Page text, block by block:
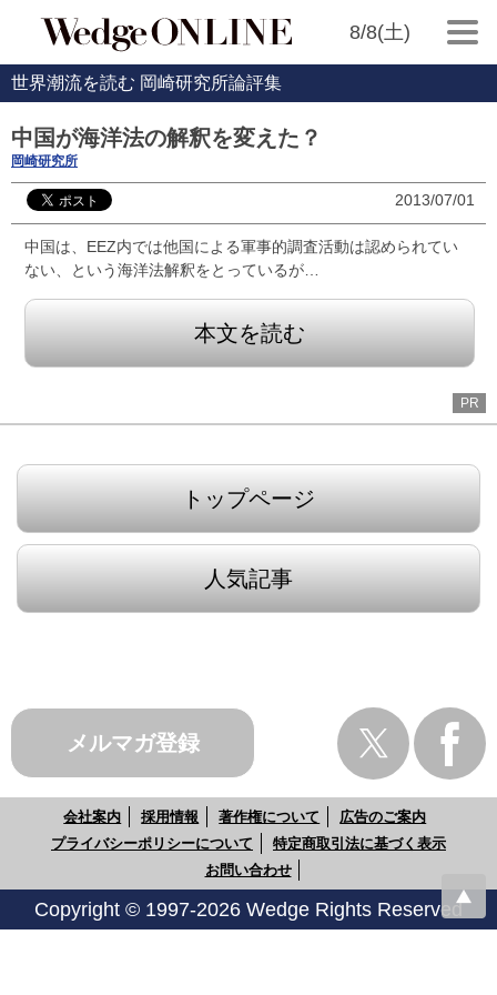
8/8(土)
世界潮流を読む 岡崎研究所論評集
中国が海洋法の解釈を変えた？
岡崎研究所
2013/07/01
中国は、EEZ内では他国による軍事的調査活動は認められてい
ない、という海洋法解釈をとっているが…
本文を読む
PR
トップページ
人気記事
メルマガ登録
会社案内 採用情報 著作権について
広告のご案内
プライバシーポリシーについて
特定商取引法に基づく表示
お問い合わせ
Copyright © 1997-2026 Wedge Rights Reserved